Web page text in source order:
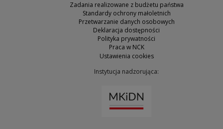
Zadania realizowane z budżetu państwa
Standardy ochrony małoletnich
Przetwarzanie danych osobowych
Deklaracja dostępności
Polityka prywatności
Praca w NCK
Ustawienia cookies
Instytucja nadzorująca: